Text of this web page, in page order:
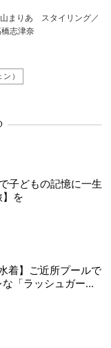
まりあ スタイリング／
志津奈
）
子どもの記憶に一生
を
着】ご近所プールで
「ラッシュガード
ト」6選！